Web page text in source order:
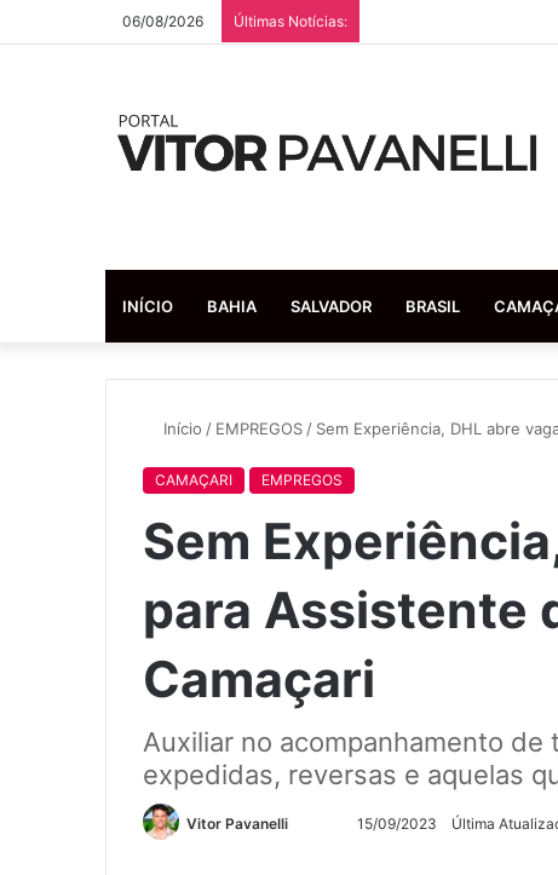
06/08/2026 Últimas Notícias:
INÍCIO BAHIA SALVADOR BRASIL
Início / EMPREGOS / Sem Experiência, DHL abre
CAMAÇARI EMPREGOS
Sem
para Assistente
Camaçari
Auxiliar no acompanhamento
expedidas, reversas e aquelas
Vitor Pavanelli
Mande15/09/2023 Última